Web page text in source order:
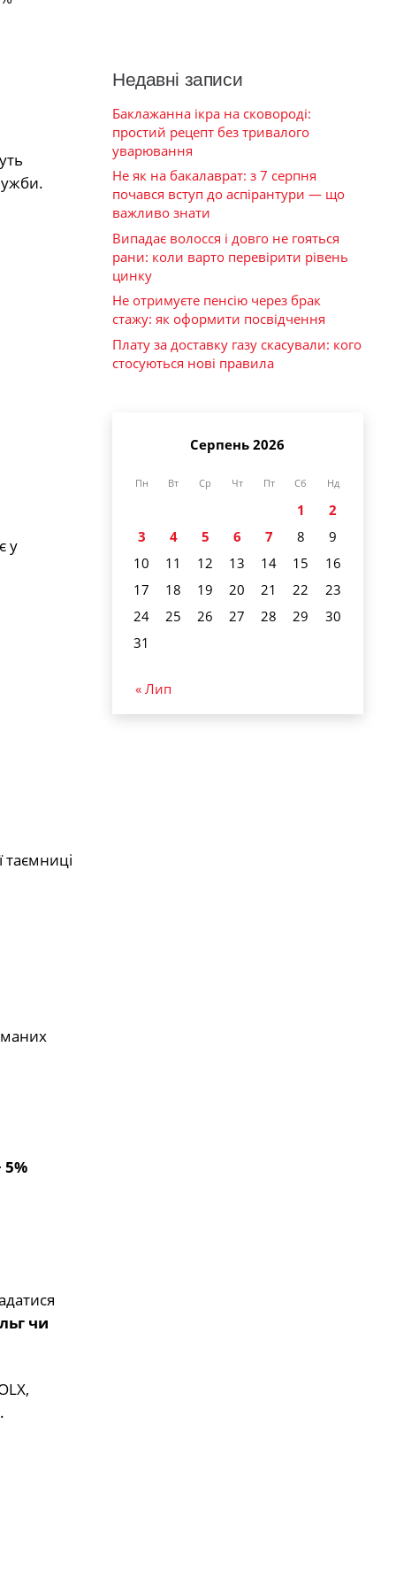
у
таємниці
чи
Недавні записи
Баклажанна ікра на сковороді:
простий рецепт без тривалого
уварювання
Не як на бакалаврат: з 7 серпня
почався вступ до аспірантури — що
важливо знати
Випадає волосся і довго не гояться
рани: коли варто перевірити рівень
цинку
Не отримуєте пенсію через брак
стажу: як оформити посвідчення
Плату за доставку газу скасували: кого
стосуються нові правила
Серпень 2026
Пн Вт Ср Чт Пт Сб Нд
1
2
3
4 5 6 7 8
9
10
11 12 13 14 15
16
17
18 19 20 21 22
23
24
25 26 27 28 29
30
31
« Лип